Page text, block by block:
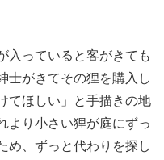
入っていると客がきても
士がきてその狸を購入し
てほしい」と手描きの地
より小さい狸が庭にずっ
め、ずっと代わりを探し